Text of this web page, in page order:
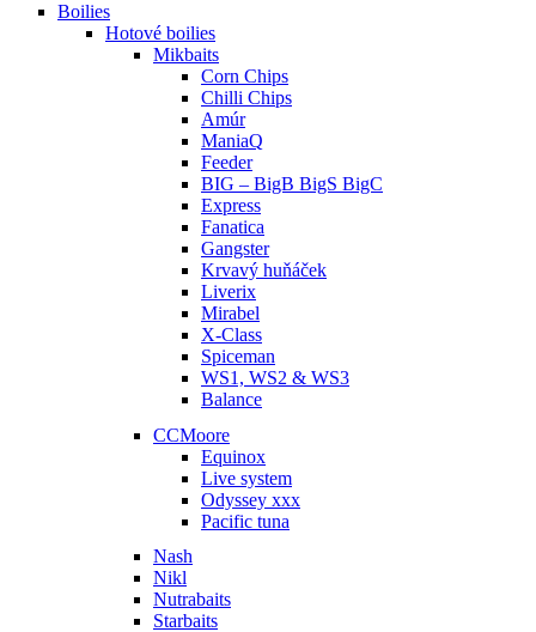
Boilies
Hotové boilies
Mikbaits
Corn Chips
Chilli Chips
Amúr
ManiaQ
Feeder
BIG – BigB BigS BigC
Express
Fanatica
Gangster
Krvavý huňáček
Liverix
Mirabel
X-Class
Spiceman
WS1, WS2 & WS3
Balance
CCMoore
Equinox
Live system
Odyssey xxx
Pacific tuna
Nash
Nikl
Nutrabaits
Starbaits